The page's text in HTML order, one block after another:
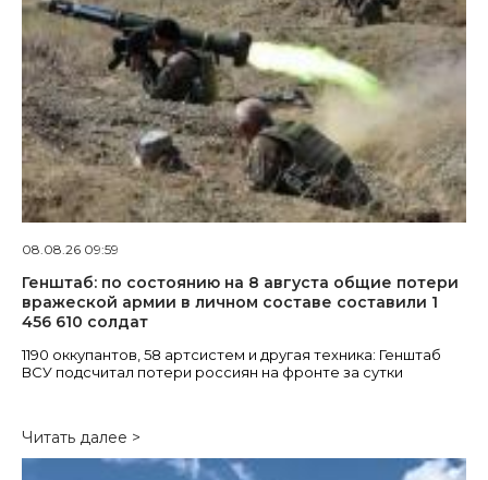
08.08.26 09:59
Генштаб: по состоянию на 8 августа общие потери
вражеской армии в личном составе составили 1
456 610 солдат
1190 оккупантов, 58 артсистем и другая техника: Генштаб
ВСУ подсчитал потери россиян на фронте за сутки
Читать далее >